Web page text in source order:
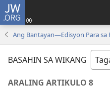
JW.ORG
BASAHIN SA WIKANG
ARALING ARTIKULO 8